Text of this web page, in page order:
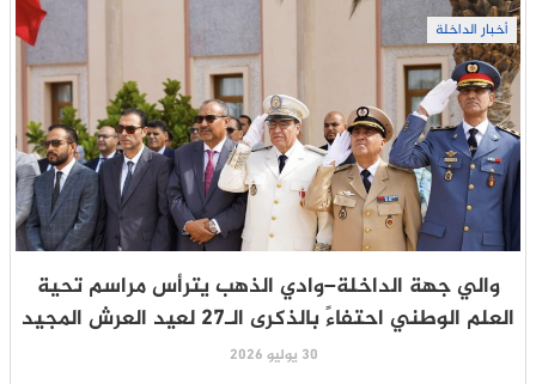
أخبار الداخلة
والي جهة الداخلة–وادي الذهب يترأس مراسم تحية
العلم الوطني احتفاءً بالذكرى الـ27 لعيد العرش المجيد
30 يوليو 2026